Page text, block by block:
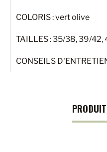
COLORIS : vert olive
TAILLES : 35/38, 39/42,
CONSEILS